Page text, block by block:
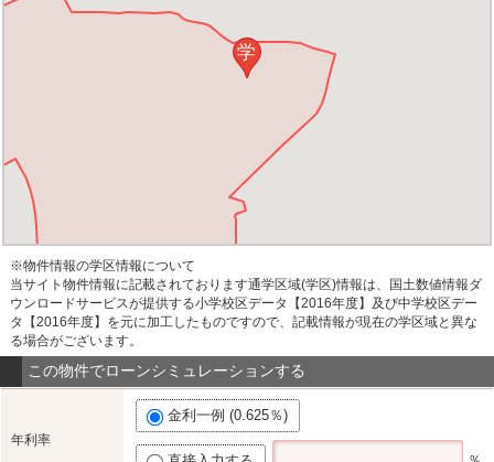
学
※物件情報の学区情報について
当サイト物件情報に記載されております通学区域(学区)情報は、国土数値情報ダ
ウンロードサービスが提供する小学校区データ【2016年度】及び中学校区デー
タ【2016年度】を元に加工したものですので、記載情報が現在の学区域と異な
る場合がございます。
この物件でローンシミュレーションする
年利率
金利一例 (0.625％)